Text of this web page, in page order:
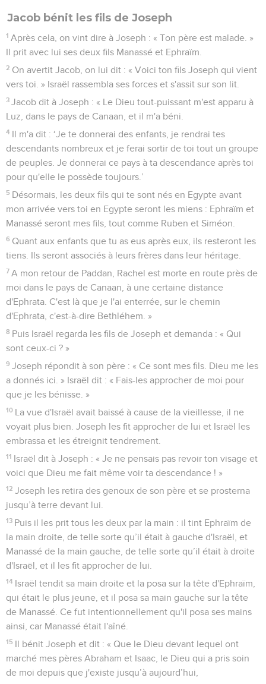
Jacob bénit les fils de Joseph
1 Après cela, on vint dire à Joseph : « Ton père est malade. »
Il prit avec lui ses deux fils Manassé et Ephraïm.
2 On avertit Jacob, on lui dit : « Voici ton fils Joseph qui vient
vers toi. » Israël rassembla ses forces et s'assit sur son lit.
3 Jacob dit à Joseph : « Le Dieu tout-puissant m'est apparu à
Luz, dans le pays de Canaan, et il m'a béni.
4 Il m'a dit : ‘Je te donnerai des enfants, je rendrai tes
descendants nombreux et je ferai sortir de toi tout un groupe
de peuples. Je donnerai ce pays à ta descendance après toi
pour qu'elle le possède toujours.’
5 Désormais, les deux fils qui te sont nés en Egypte avant
mon arrivée vers toi en Egypte seront les miens : Ephraïm et
Manassé seront mes fils, tout comme Ruben et Siméon.
6 Quant aux enfants que tu as eus après eux, ils resteront les
tiens. Ils seront associés à leurs frères dans leur héritage.
7 A mon retour de Paddan, Rachel est morte en route près de
moi dans le pays de Canaan, à une certaine distance
d'Ephrata. C'est là que je l'ai enterrée, sur le chemin
d'Ephrata, c'est-à-dire Bethléhem. »
8 Puis Israël regarda les fils de Joseph et demanda : « Qui
sont ceux-ci ? »
9 Joseph répondit à son père : « Ce sont mes fils. Dieu me les
a donnés ici. » Israël dit : « Fais-les approcher de moi pour
que je les bénisse. »
10 La vue d'Israël avait baissé à cause de la vieillesse, il ne
voyait plus bien. Joseph les fit approcher de lui et Israël les
embrassa et les étreignit tendrement.
11 Israël dit à Joseph : « Je ne pensais pas revoir ton visage et
voici que Dieu me fait même voir ta descendance ! »
12 Joseph les retira des genoux de son père et se prosterna
jusqu’à terre devant lui.
13 Puis il les prit tous les deux par la main : il tint Ephraïm de
la main droite, de telle sorte qu’il était à gauche d'Israël, et
Manassé de la main gauche, de telle sorte qu’il était à droite
d'Israël, et il les fit approcher de lui.
14 Israël tendit sa main droite et la posa sur la tête d'Ephraïm,
qui était le plus jeune, et il posa sa main gauche sur la tête
de Manassé. Ce fut intentionnellement qu'il posa ses mains
ainsi, car Manassé était l'aîné.
15 Il bénit Joseph et dit : « Que le Dieu devant lequel ont
marché mes pères Abraham et Isaac, le Dieu qui a pris soin
de moi depuis que j'existe jusqu’à aujourd’hui,